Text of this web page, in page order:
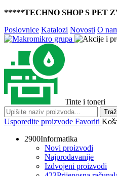
*****TECHNO SHOP S PET
Poslovnice Katalozi Novosti O
Tinte i toneri
Usporedite proizvode Favoriti
2900Informatika
Novi proizvodi
Najprodavanije
Izdvojeni proizvodi